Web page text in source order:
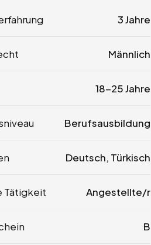
3 Jahre
Männlich
18-25 Jahre
Berufsausbildung
Deutsch, Türkisch
Tätigkeit Angestellte/r
B